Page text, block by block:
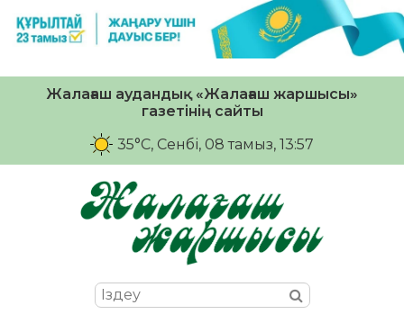
Жалағаш аудандық «Жалағаш жаршысы»
газетінің сайты
35°C, Сенбі, 08 тамыз, 13:57